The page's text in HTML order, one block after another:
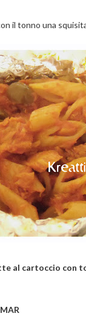
il tonno una
al cartoccio con